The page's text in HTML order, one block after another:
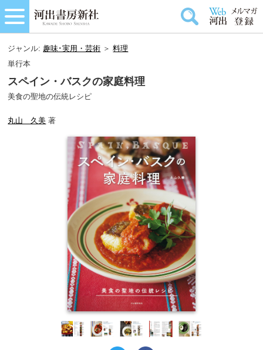
ジャンル: 趣味･実用・芸術 ＞料理
単行本
スペイン・バスクの家庭料理
美食の聖地の伝統レシピ
丸山 久美 著